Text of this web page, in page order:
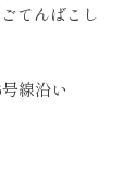
てんばこし
線沿い